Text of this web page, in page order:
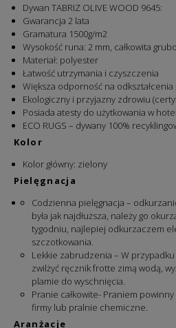
Dywan TABRIZ OLIVE WOOD 9645:
Gwarancja 2 lata
Gramatura 1500g/m2
Wysokość runa: 2 mm, całkowita
Materiał: polyester
Łatwość utrzymania i czyszczenia
Większa odporność na
Ekologiczny i przyjazny zdrowiu
Posiada atesty do użytkowania w
ECO RUGS – dywany 100%
Kolor
Kolor główny: zielony
Pielęgnacja
Codzienna pielęgnacja –
była jak najdłuższa, należy go
tygodniu, najlepiej odkurzaczem
szczotkowania.
Lekkie zabrudzenia – W
zwilżyć ręcznik frotte zimą wodą,
plamie do wyschnięcia.
Pranie całkowite- Praniem
firmy lub pralnie chemiczne.
Aranżacje